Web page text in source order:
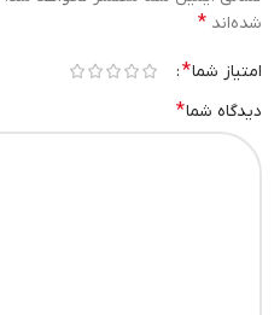
شده‌اند *
امتیاز شما*
دیدگاه شما*